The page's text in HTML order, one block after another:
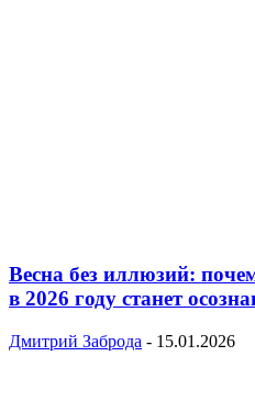
Весна без иллюзий:
в 2026 году станет
Дмитрий Заброда - 15.01.2026